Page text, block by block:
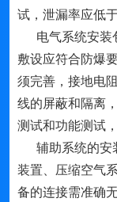
试，泄漏率应低于
电气系统安装
敷设应符合防爆
须完善，接地电
线的屏蔽和隔离
测试和功能测试
辅助系统的安
装置、压缩空气
备的连接需准确